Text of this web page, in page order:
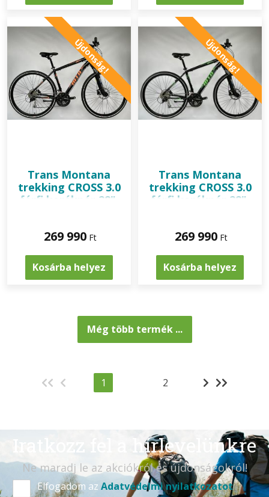
Újdonság!
Trans Montana
trekking CROSS 3.0
férfi kerékpár 28",
269 990 Ft
Kosárba helyez
Újdonság!
Trans Montana
trekking CROSS 3.0
férfi kerékpár 28",
269 990 Ft
Kosárba helyez
Még több termék ...
1 2
Iratkozz fel a hírlevelünkre
Ne maradj le az akciókról és újdonságokról!
Elfogadom az Adatvédelmi nyilatkozatot